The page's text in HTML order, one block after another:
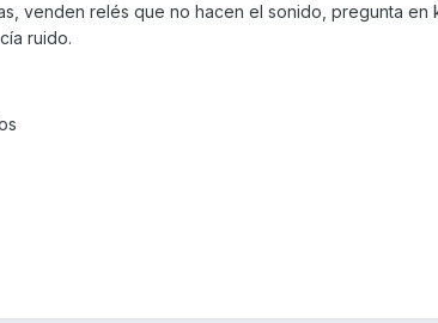
venden relés que no hacen el sonido, pregunta
ruido.